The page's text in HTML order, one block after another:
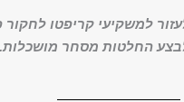
למשקיעי קריפטו לחקור
החלטות מסחר מושכלות.